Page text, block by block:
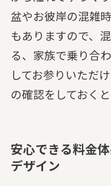
盆やお彼岸の混雑
もありますので、
る、家族で乗り合
してお参りいただ
の確認をしておくと
安心できる料金
デザイン